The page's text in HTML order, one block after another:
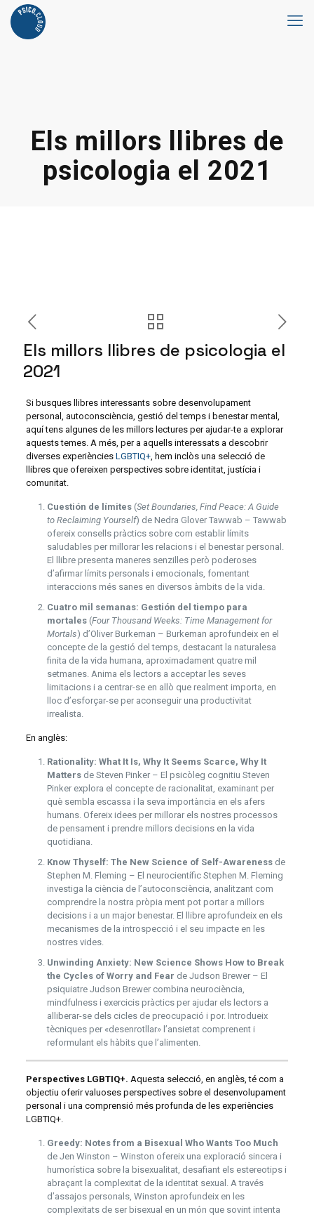
Els millors llibres de
psicologia el 2021
Els millors llibres de psicologia el
2021
Si busques llibres interessants sobre desenvolupament
personal, autoconsciència, gestió del temps i benestar mental,
aquí tens algunes de les millors lectures per ajudar-te a explorar
aquests temes. A més, per a aquells interessats a descobrir
diverses experiències LGBTIQ+, hem inclòs una selecció de
llibres que ofereixen perspectives sobre identitat, justícia i
comunitat.
Cuestión de límites(Set Boundaries, Find Peace: A Guide
to Reclaiming Yourself) de Nedra Glover Tawwab – Tawwab
ofereix consells pràctics sobre com establir límits
saludables per millorar les relacions i el benestar personal.
El llibre presenta maneres senzilles però poderoses
d’afirmar límits personals i emocionals, fomentant
interaccions més sanes en diversos àmbits de la vida.
Cuatro mil semanas: Gestión del tiempo para
mortales(Four Thousand Weeks: Time Management for
Mortals) d’Oliver Burkeman – Burkeman aprofundeix en el
concepte de la gestió del temps, destacant la naturalesa
finita de la vida humana, aproximadament quatre mil
setmanes. Anima els lectors a acceptar les seves
limitacions i a centrar-se en allò que realment importa, en
lloc d’esforçar-se per aconseguir una productivitat
irrealista.
En anglès:
Rationality: What It Is, Why It Seems Scarce, Why It
Mattersde Steven Pinker – El psicòleg cognitiu Steven
Pinker explora el concepte de racionalitat, examinant per
què sembla escassa i la seva importància en els afers
humans. Ofereix idees per millorar els nostres processos
de pensament i prendre millors decisions en la vida
quotidiana.
Know Thyself: The New Science of Self-Awarenessde
Stephen M. Fleming – El neurocientífic Stephen M. Fleming
investiga la ciència de l’autoconsciència, analitzant com
comprendre la nostra pròpia ment pot portar a millors
decisions i a un major benestar. El llibre aprofundeix en els
mecanismes de la introspecció i el seu impacte en les
nostres vides.
Unwinding Anxiety: New Science Shows How to Break
the Cycles of Worry and Fear de Judson Brewer – El
psiquiatre Judson Brewer combina neurociència,
mindfulness i exercicis pràctics per ajudar els lectors a
alliberar-se dels cicles de preocupació i por. Introdueix
tècniques per «desenrotllar» l’ansietat comprenent i
reformulant els hàbits que l’alimenten.
Perspectives LGBTIQ+. Aquesta selecció, en anglès, té com a
objectiu oferir valuoses perspectives sobre el desenvolupament
personal i una comprensió més profunda de les experiències
LGBTIQ+.
Greedy: Notes from a Bisexual Who Wants Too Much
de Jen Winston – Winston ofereix una exploració sincera i
humorística sobre la bisexualitat, desafiant els estereotips i
abraçant la complexitat de la identitat sexual. A través
d’assajos personals, Winston aprofundeix en les
complexitats de ser bisexual en un món que sovint intenta